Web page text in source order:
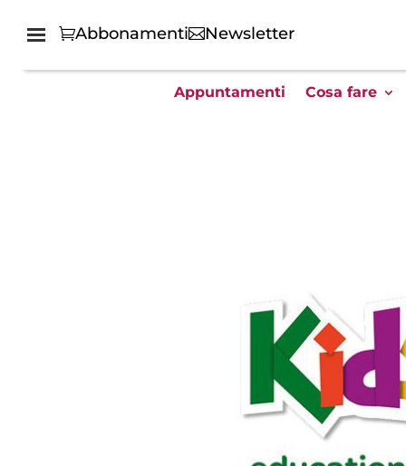
Abbonamenti Newsletter
Appuntamenti Cosa fare